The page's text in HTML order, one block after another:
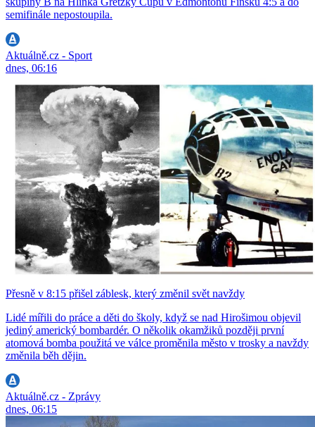
semifinále nepostoupila.
Aktuálně.cz - Sport
dnes, 06:16
Přesně v 8:15 přišel záblesk, který změnil svět navždy
Lidé mířili do práce a děti do školy, když se nad Hirošimou objevil
jediný americký bombardér. O několik okamžiků později první
atomová bomba použitá ve válce proměnila město v trosky a navždy
změnila běh dějin.
Aktuálně.cz - Zprávy
dnes, 06:15